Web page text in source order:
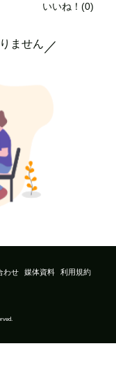
いいね！(0)
ません ／
わせ 媒体資料
利用規約